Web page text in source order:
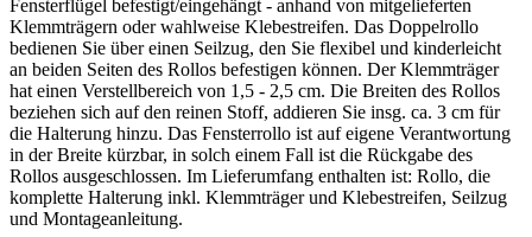
Fensterflügel befestigt/eingehängt - anhand von mitgelieferten
Klemmträgern oder wahlweise Klebestreifen. Das Doppelrollo
bedienen Sie über einen Seilzug, den Sie flexibel und kinderleicht
an beiden Seiten des Rollos befestigen können. Der Klemmträger
hat einen Verstellbereich von 1,5 - 2,5 cm. Die Breiten des Rollos
beziehen sich auf den reinen Stoff, addieren Sie insg. ca. 3 cm für
die Halterung hinzu. Das Fensterrollo ist auf eigene Verantwortung
in der Breite kürzbar, in solch einem Fall ist die Rückgabe des
Rollos ausgeschlossen. Im Lieferumfang enthalten ist: Rollo, die
komplette Halterung inkl. Klemmträger und Klebestreifen, Seilzug
und Montageanleitung.